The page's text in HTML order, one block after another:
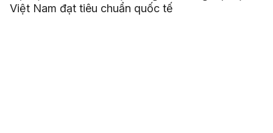
Việt Nam đạt tiêu chuẩn quốc tế